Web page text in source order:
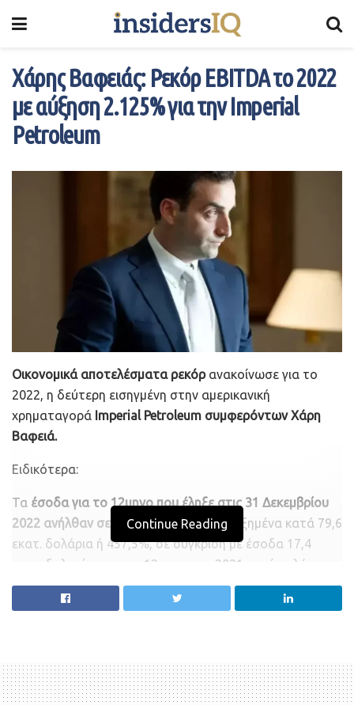
Χάρης Βαφειάς: Ρεκόρ EBITDA το 2022
με αύξηση 2.125% για την Imperial
Petroleum
Οικονομικά αποτελέσματα ρεκόρανακοίνωσε για το
2022, η δεύτερη εισηγμένη στην αμερικανική
χρηματαγορά Ιmperial Petroleum συμφερόντων Χάρη
Βαφειά.
Ειδικότερα:
Τα έσοδα για το 12μηνο που έληξε στις 31 Δεκεμβρίου
2022 ανήλθαν σε 100 εκατ. δολάρια, αυξημένα κατά 79,6
εκατ. δολάρια ή 457,5%, σε σύγκριση με έσοδα 17,4
εκατ. δολαρίων για το 12μηνο του 2021, κυρίως λόγω
της αύξησης του μέσου αριθμού των πλοίων της
εταιρείας και των βελτιωμένων συνθηκών της
Η εταιρεία παρουσίασε καθαρά κέρδη ύψους 30 εκατ.
δολαρίων, έναντι καθαρών ζημιών ύψους 3,6 εκατ.
Continue Reading